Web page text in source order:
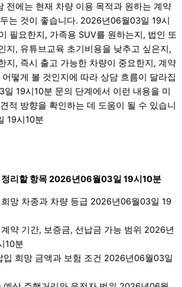
전에는 현재 차량 이용 목적과 원하는 계약
는 것이 좋습니다. 2026년06월03일 19시
필요한지, 가족용 SUV를 원하는지, 법인 또
지, 유튜브교육 초기비용을 낮추고 싶은지,
지, 즉시 출고 가능한 차량이 중요한지, 계약
떻게 볼 것인지에 따라 상담 흐름이 달라집
19시10분 문의 단계에서 이런 내용을 미
적 방향을 확인하는 데 도움이 될 수 있습니
19시10분
정리할 항목 2026년06월03일 19시10분
망 차종과 차량 등급 2026년06월03일 19
약 기간, 보증금, 선납금 가능 범위 2026년
10분
입 희망 금액과 보험 조건 2026년06월03일